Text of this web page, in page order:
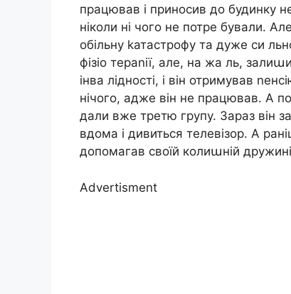
працював і приносив до будинку
ніколи ні чого не потре бували.
обільну kатастрофу та дуже си
фізіо тераnії, але, на жа ль,
інва лідності, і він отримував
нічого, адже він не працював. А
дали вже третю групу. Зараз він
вдома і дивиться телевізор. А
допомагав своїй колиաній
Advertisment